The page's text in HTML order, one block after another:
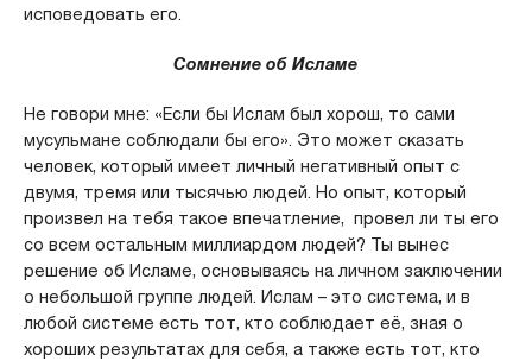
исповедовать его.
Сомнение об Исламе
Не говори мне: «Если бы Ислам был хорош, то сами
мусульмане соблюдали бы его». Это может сказать
человек, который имеет личный негативный опыт с
двумя, тремя или тысячью людей. Но опыт, который
произвел на тебя такое впечатление, провел ли ты его
со всем остальным миллиардом людей? Ты вынес
решение об Исламе, основываясь на личном заключении
о небольшой группе людей. Ислам – это система, и в
любой системе есть тот, кто соблюдает её, зная о
хороших результатах для себя, а также есть тот, кто